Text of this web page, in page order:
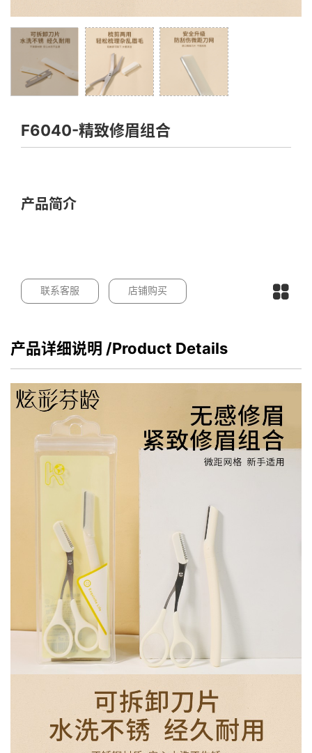
F6040-精致修眉组合
产品简介
联系客服 店铺购买
产品详细说明 /Product Details